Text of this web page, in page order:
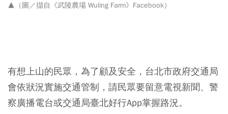
▲（圖／擷自 《武陵農場 Wuling Farm》Facebook）
有想上山的民眾，為了顧及安全，台北市政府交通局
會依狀況實施交通管制，請民眾要留意電視新聞、警
察廣播電台或交通局臺北好行App掌握路況。